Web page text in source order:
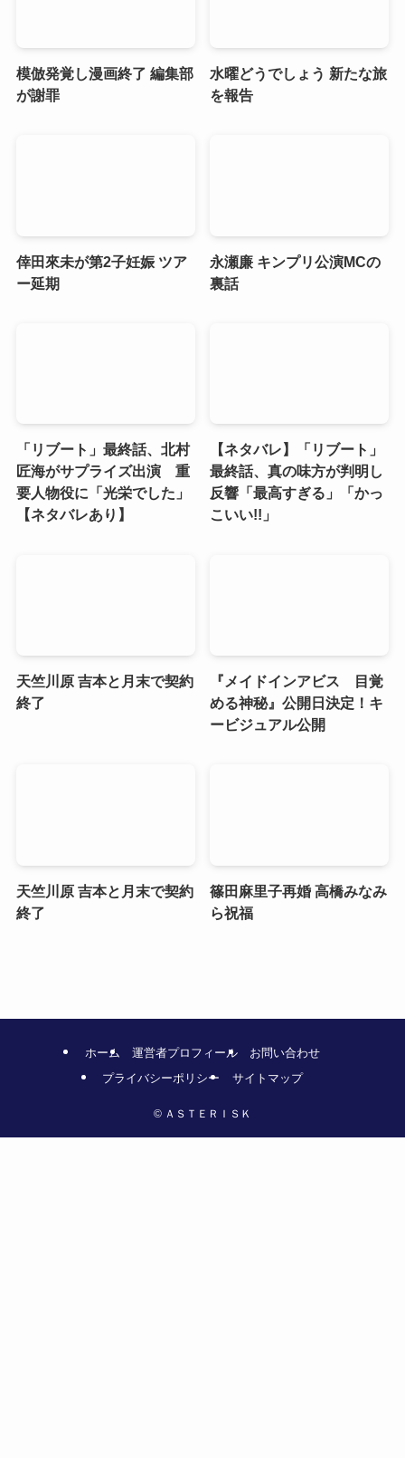
模倣発覚し漫画終了 編集部
が謝罪
水曜どうでしょう 新たな旅
を報告
倖田來未が第2子妊娠 ツア
ー延期
永瀬廉 キンプリ公演MCの
裏話
「リブート」最終話、北村
匠海がサプライズ出演 重
要人物役に「光栄でした」
【ネタバレあり】
【ネタバレ】「リブート」
最終話、真の味方が判明し
反響「最高すぎる」「かっ
こいい!!」
天竺川原 吉本と月末で契約
終了
『メイドインアビス 目覚
める神秘』公開日決定！キ
ービジュアル公開
天竺川原 吉本と月末で契約
終了
篠田麻里子再婚 高橋みなみ
ら祝福
ホーム 運営者プロフィール
お問い合わせ
プライバシーポリシー
サイトマップ
© ＡＳＴＥＲＩＳＫ